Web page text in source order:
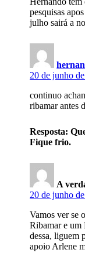
pesquisas
julho sairá a
20 de junho
continuo
ribamar antes
Resposta:
Fique frio.
A
20 de junho
Vamos ver se
Ribamar e um
dessa, liguem
apoio Arlene